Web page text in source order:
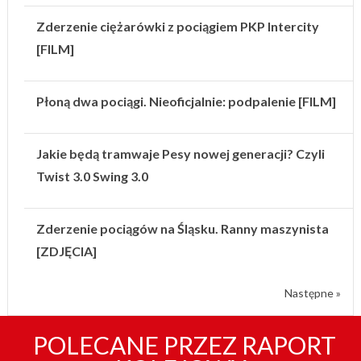
Zderzenie ciężarówki z pociągiem PKP Intercity
[FILM]
Płoną dwa pociągi. Nieoficjalnie: podpalenie [FILM]
Jakie będą tramwaje Pesy nowej generacji? Czyli
Twist 3.0 Swing 3.0
Zderzenie pociągów na Śląsku. Ranny maszynista
[ZDJĘCIA]
Następne »
POLECANE PRZEZ RAPORT